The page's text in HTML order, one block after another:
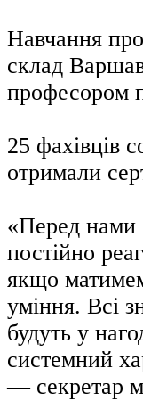
Навчання
склад
професором
25 фахівців
отримали
«Перед нами
постійно
якщо
уміння. Всі
будуть у
системний
— секретар